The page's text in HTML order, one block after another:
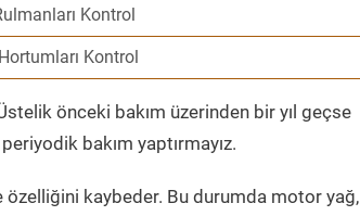
Kontrol
Kontrol
önceki bakım üzerinden bir yıl geçse
bakım yaptırmayız.
özelliğini kaybeder. Bu durumda motor yağ,